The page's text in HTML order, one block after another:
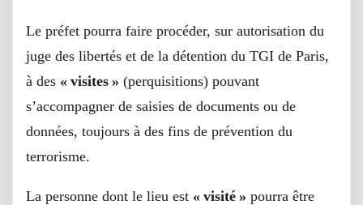
Le préfet pourra faire procéder, sur autorisation du
juge des libertés et de la détention du TGI de Paris,
à des « visites » (perquisitions) pouvant
s’accompagner de saisies de documents ou de
données, toujours à des fins de prévention du
terrorisme.
La personne dont le lieu est « visité » pourra être